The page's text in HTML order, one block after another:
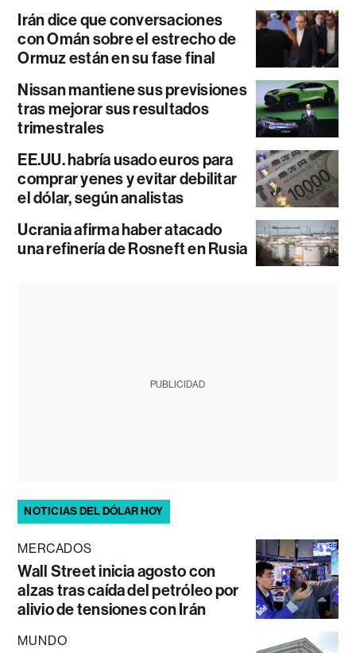
Irán dice que conversaciones
con Omán sobre el estrecho de
Ormuz están en su fase final
Nissan mantiene sus previsiones
tras mejorar sus resultados
trimestrales
EE.UU. habría usado euros para
comprar yenes y evitar debilitar
el dólar, según analistas
Ucrania afirma haber atacado
una refinería de Rosneft en Rusia
PUBLICIDAD
NOTICIAS DEL DÓLAR HOY
MERCADOS
Wall Street inicia agosto con
alzas tras caída del petróleo por
alivio de tensiones con Irán
MUNDO